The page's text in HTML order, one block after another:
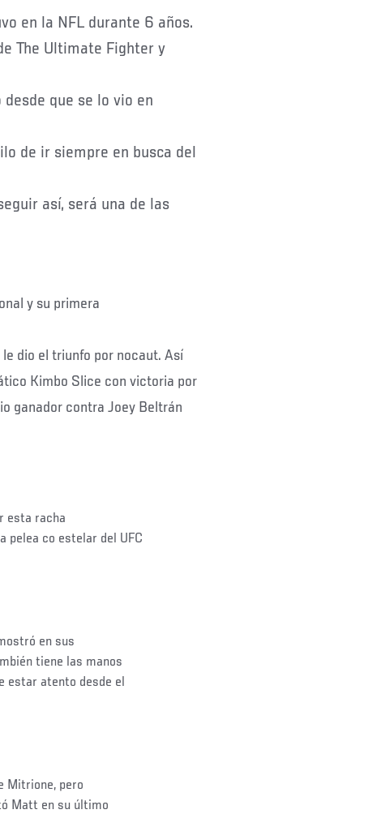
en la NFL durante 6 años.
The Ultimate Fighter y
que se lo vio en
de ir siempre en busca del
así, será una de las
y su primera
dio el triunfo por nocaut. Así
Kimbo Slice con victoria por
ganador contra Joey Beltrán
esta racha
pelea co estelar del UFC
en sus
tiene las manos
estar atento desde el
Mitrione, pero
Matt en su último